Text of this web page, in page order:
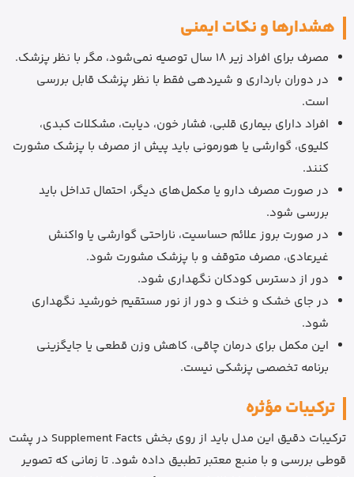
هشدارها و نکات ایمنی
مصرف برای افراد زیر 18 سال توصیه نمی‌شود، مگر با نظر پزشک.
در دوران بارداری و شیردهی فقط با نظر پزشک قابل بررسی
است.
افراد دارای بیماری قلبی، فشار خون، دیابت، مشکلات کبدی،
کلیوی، گوارشی یا هورمونی باید پیش از مصرف با پزشک مشورت
کنند.
در صورت مصرف دارو یا مکمل‌های دیگر، احتمال تداخل باید
بررسی شود.
در صورت بروز علائم حساسیت، ناراحتی گوارشی یا واکنش
غیرعادی، مصرف متوقف و با پزشک مشورت شود.
دور از دسترس کودکان نگهداری شود.
در جای خشک و خنک و دور از نور مستقیم خورشید نگهداری
شود.
این مکمل برای درمان چاقی، کاهش وزن قطعی یا جایگزینی
برنامه تخصصی پزشکی نیست.
ترکیبات مؤثره
ترکیبات دقیق این مدل باید از روی بخش Supplement Facts در پشت
قوطی بررسی و با منبع معتبر تطبیق داده شود. تا زمانی که تصویر